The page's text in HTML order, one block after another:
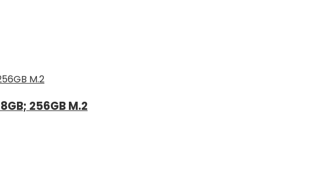
256GB M.2